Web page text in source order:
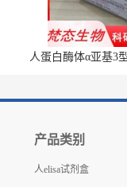
人蛋白酶体α亚基3
产品类别
人elisa试剂盒